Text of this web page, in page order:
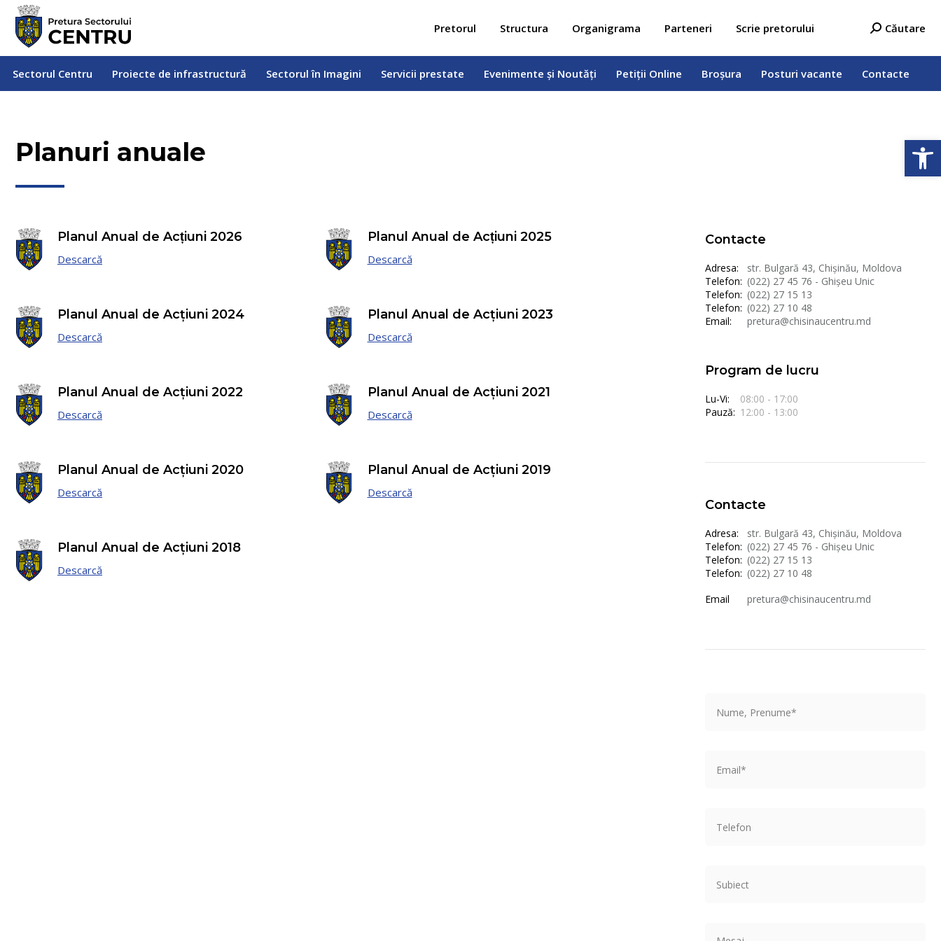
Pretorul Structura Organigrama Parteneri Scrie pretorului Search:
Căutare
Sectorul Centru Proiecte de infrastructură Sectorul în Imagini Servicii prestate Evenimente și Noutăți Petiții Online Broșura Posturi vacante Contacte
Planuri anuale
Planul Anual de Acțiuni 2026
Descarcă
Planul Anual de Acțiuni 2025
Descarcă
Planul Anual de Acțiuni 2024
Descarcă
Planul Anual de Acțiuni 2023
Descarcă
Planul Anual de Acțiuni 2022
Descarcă
Planul Anual de Acțiuni 2021
Descarcă
Planul Anual de Acțiuni 2020
Descarcă
Planul Anual de Acțiuni 2019
Descarcă
Planul Anual de Acțiuni 2018
Descarcă
Contacte
Adresa:
str. Bulgară 43, Chișinău, Moldova
Telefon: (022) 27 45 76 - Ghișeu Unic
Telefon: (022) 27 15 13
Telefon: (022) 27 10 48
Email:
pretura@chisinaucentru.md
Program de lucru
Lu-Vi:
08:00 - 17:00
Pauză: 12:00 - 13:00
Contacte
Adresa:
str. Bulgară 43, Chișinău, Moldova
Telefon: (022) 27 45 76 - Ghișeu Unic
Telefon: (022) 27 15 13
Telefon: (022) 27 10 48
Email
pretura@chisinaucentru.md
Sectorul Centru Proiecte de infrastructură Servicii prestate Evenimente și Noutăți Petiții Online Broșura Posturi vacante Contacte